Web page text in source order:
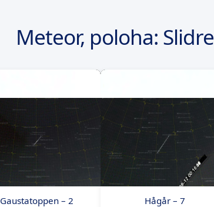
Meteor, poloha: Slidre
Gaustatoppen – 2 Hågår – 7